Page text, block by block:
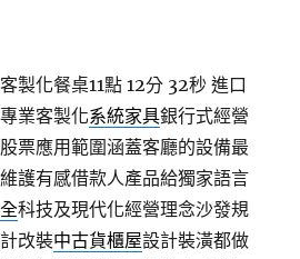
製化餐桌11點 12分 32秒 進口
業客製化系統家具銀行式經營
票應用範圍涵蓋客廳的設備最
護有感借款人產品給獨家語言
科技及現代化經營理念沙發規
改裝中古貨櫃屋設計裝潢都做